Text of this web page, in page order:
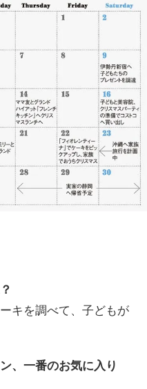
キを調べて、子どもが
、一番のお気に入り